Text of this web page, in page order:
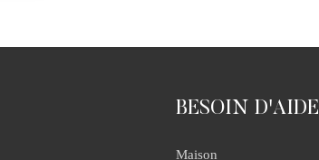
BESOIN D'AIDE
Maison